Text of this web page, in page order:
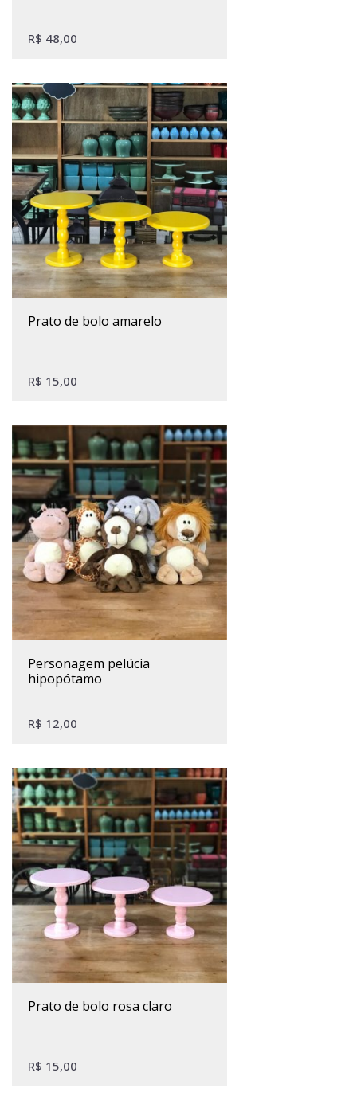
R$ 48,00
prato de bolo amarelo
R$ 15,00
personagem pelúcia
hipopótamo
R$ 12,00
prato de bolo rosa claro
R$ 15,00